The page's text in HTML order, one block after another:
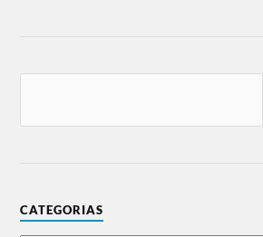
CATEGORIAS